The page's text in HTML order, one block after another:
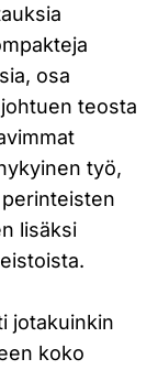
osa
teosta
työ,
lisäksi
jotakuinkin
koko